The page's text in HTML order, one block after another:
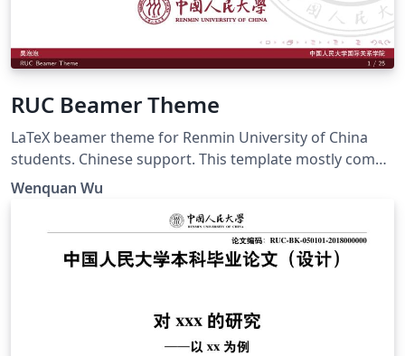
RUC Beamer Theme
LaTeX beamer theme for Renmin University of China
students. Chinese support. This template mostly comes
from Jiayi Weng, Trinkle23897. His github repo is
https://github.com/Trinkle23897/THU-Beamer-Theme.
Thank you very much Trinkle! My github repo is
https://github.com/GohUnTsuan/RUC-Beamer-Theme
Wenquan Wu